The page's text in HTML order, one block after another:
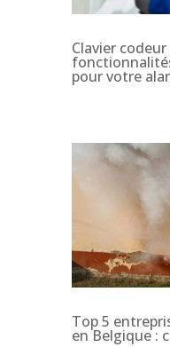
Clavier
pour votre
Top 5
en Belgique :